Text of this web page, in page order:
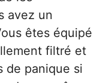
avez un
êtes équipé
filtré et
de panique si